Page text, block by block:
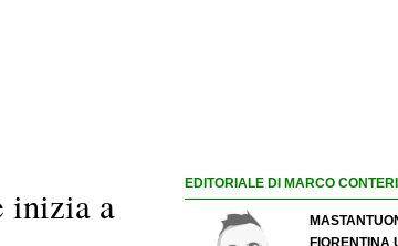
inizia a
EDITORIALE DI MARCO